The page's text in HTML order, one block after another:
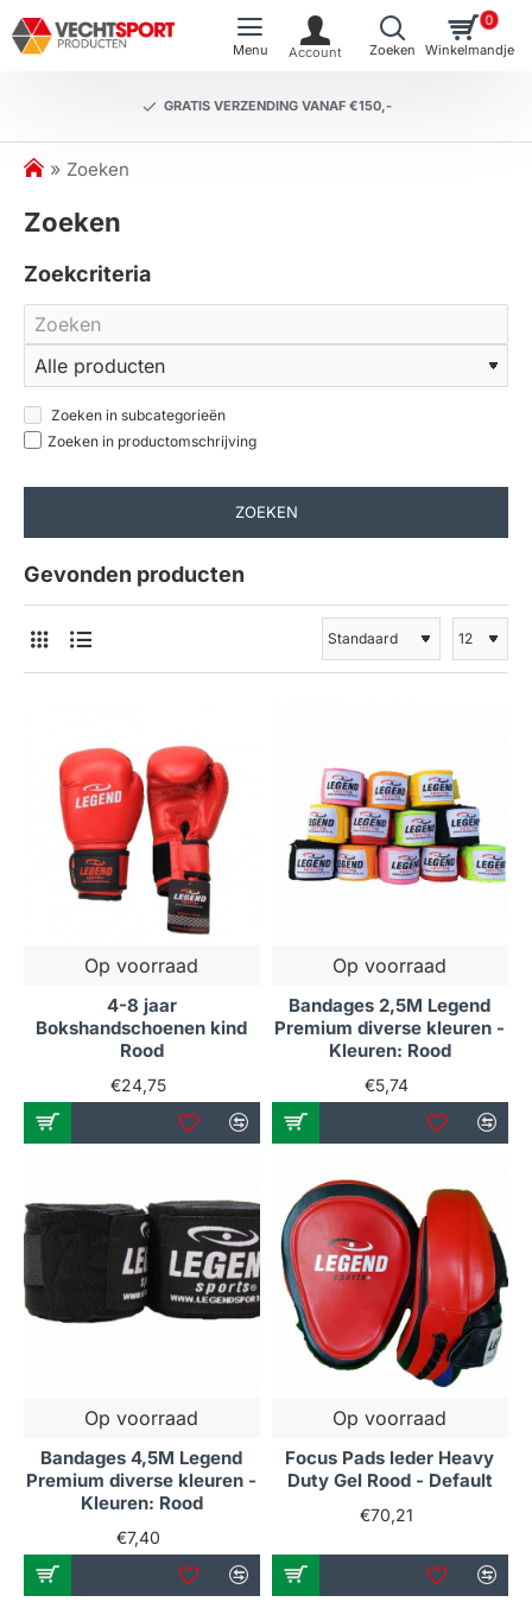
GRATIS VERZENDING VANAF €150,-
0
h
m
Zoeken
Zoeken
Zoekcriteria
Zoeken in subcategorieën
Zoeken in productomschrijving
ZOEKEN
Gevonden producten
Op voorraad
4-8 jaar
Bokshandschoenen kind
Rood
€24,75
Op voorraad
Bandages 2,5M Legend
Premium diverse kleuren -
Kleuren: Rood
€5,74
Op voorraad
Bandages 4,5M Legend
Premium diverse kleuren -
Kleuren: Rood
€7,40
Op voorraad
Focus Pads leder Heavy
Duty Gel Rood - Default
€70,21